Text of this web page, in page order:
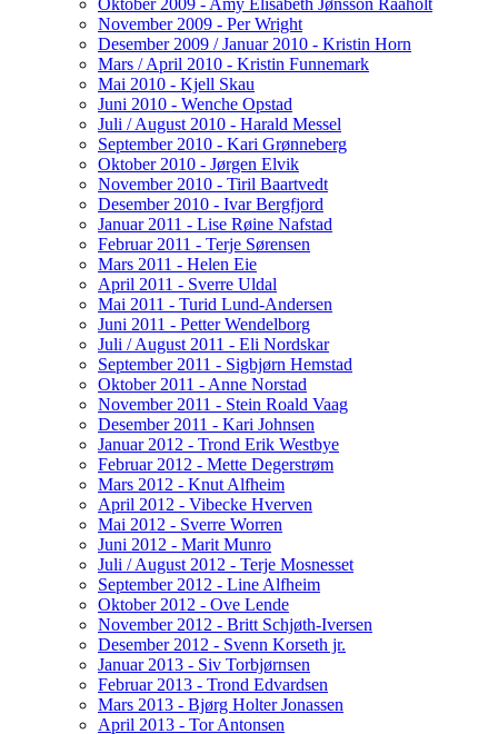
November 2009 - Per Wright
Desember 2009 / Januar 2010 - Kristin Horn
Mars / April 2010 - Kristin Funnemark
Mai 2010 - Kjell Skau
Juni 2010 - Wenche Opstad
Juli / August 2010 - Harald Messel
September 2010 - Kari Grønneberg
Oktober 2010 - Jørgen Elvik
November 2010 - Tiril Baartvedt
Desember 2010 - Ivar Bergfjord
Januar 2011 - Lise Røine Nafstad
Februar 2011 - Terje Sørensen
Mars 2011 - Helen Eie
April 2011 - Sverre Uldal
Mai 2011 - Turid Lund-Andersen
Juni 2011 - Petter Wendelborg
Juli / August 2011 - Eli Nordskar
September 2011 - Sigbjørn Hemstad
Oktober 2011 - Anne Norstad
November 2011 - Stein Roald Vaag
Desember 2011 - Kari Johnsen
Januar 2012 - Trond Erik Westbye
Februar 2012 - Mette Degerstrøm
Mars 2012 - Knut Alfheim
April 2012 - Vibecke Hverven
Mai 2012 - Sverre Worren
Juni 2012 - Marit Munro
Juli / August 2012 - Terje Mosnesset
September 2012 - Line Alfheim
Oktober 2012 - Ove Lende
November 2012 - Britt Schjøth-Iversen
Desember 2012 - Svenn Korseth jr.
Januar 2013 - Siv Torbjørnsen
Februar 2013 - Trond Edvardsen
Mars 2013 - Bjørg Holter Jonassen
April 2013 - Tor Antonsen